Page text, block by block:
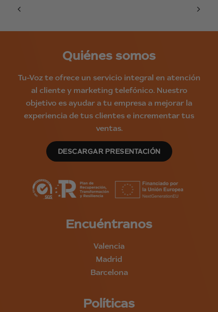
Quiénes somos
Tu-Voz te ofrece un servicio integral en atención
al cliente y marketing telefónico. Nuestro
objetivo es ayudar a tu empresa a mejorar la
experiencia de tus clientes e incrementar tus
ventas.
DESCARGAR PRESENTACIÓN
Encuéntranos
Valencia
Madrid
Barcelona
Políticas